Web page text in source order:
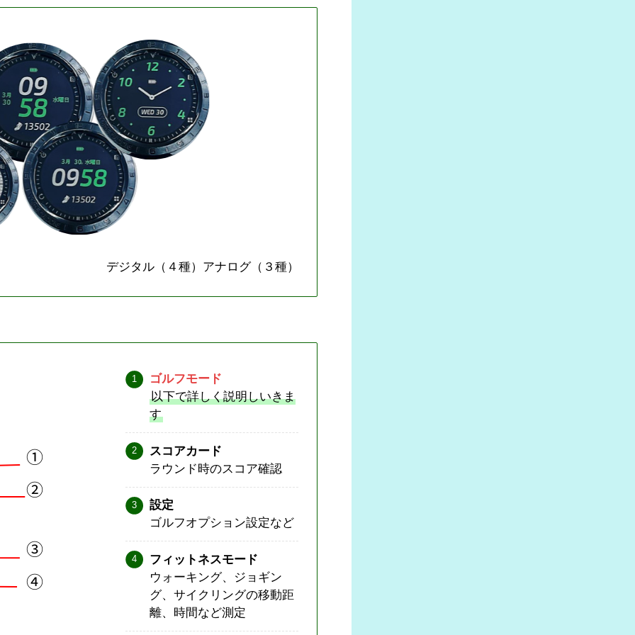
デジタル（４種）アナログ（３種）
ゴルフモード
以下で詳しく説明しいきま
す
スコアカード
ラウンド時のスコア確認
設定
ゴルフオプション設定など
フィットネスモード
ウォーキング、ジョギン
グ、サイクリングの移動距
離、時間など測定